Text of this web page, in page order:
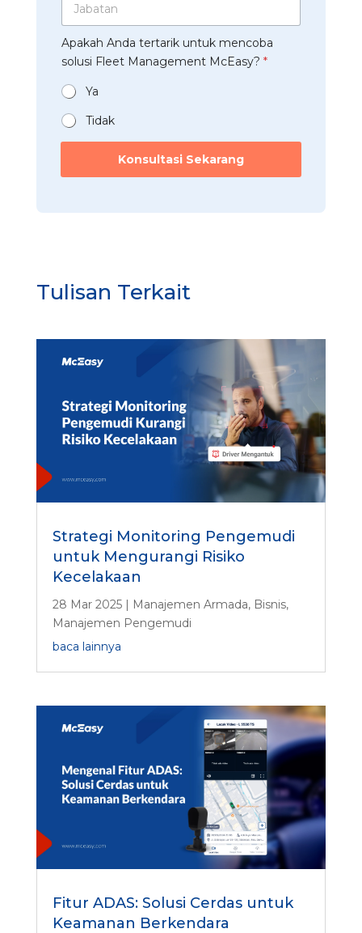
*
s
i
a
n
*
r
i
b
a
t
n
Apakah Anda tertarik untuk mencoba
solusi Fleet Management McEasy? *
Ya
Tidak
Konsultasi Sekarang
Tulisan Terkait
Strategi Monitoring Pengemudi
untuk Mengurangi Risiko
Kecelakaan
28 Mar 2025| Manajemen Armada, Bisnis,
Manajemen Pengemudi
baca lainnya
Fitur ADAS: Solusi Cerdas untuk
Keamanan Berkendara